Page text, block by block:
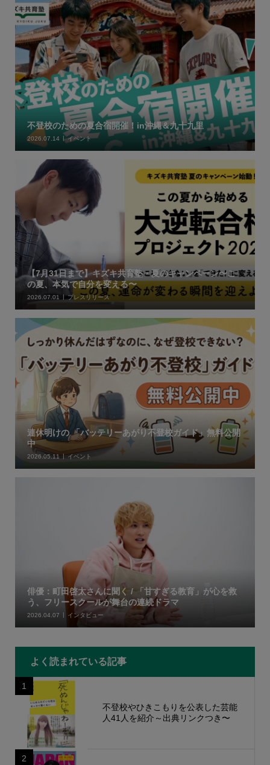
不登校のための夏合宿開催！in沖縄＆九十九里
2026.07.14 イベント
【7月31日まで】キズキ共育塾・夏のキャンペーン〜こ
の夏、本気で自分を変える〜
2026.07.01 プレスリリース
連休明けの 「バッテリーあがり不登校ガイド」無料公開
中
2026.05.11 イベント
俳優：町田啓太さんに聞く / 「甘すぎる教育」が心を救
う、フリースクールが舞台の連続ドラマ
2026.04.07 インタビュー
よく読まれている記事
1
不登校やひきこもりを公表した芸能
人41人を紹介～出典リンクつき〜
2